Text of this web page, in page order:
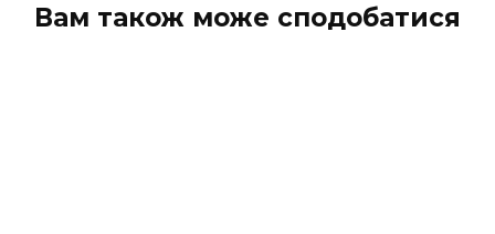
Вам також може сподобатися